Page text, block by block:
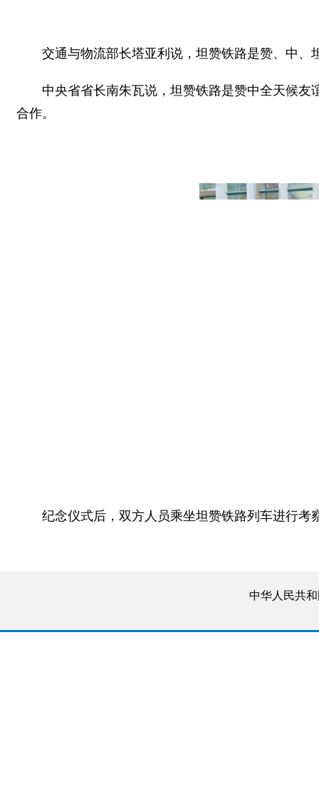
交通与物流部长塔亚利说，坦赞铁路是赞、中
中央省省长南朱瓦说，坦赞铁路是赞中全天候
合作。
纪念仪式后，双方人员乘坐坦赞铁路列车进行考
中华人民共